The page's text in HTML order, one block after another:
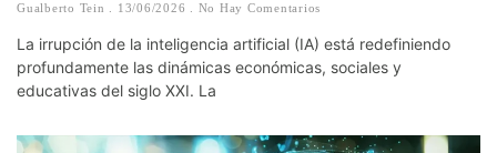
Gualberto Tein 13/06/2026 No Hay Comentarios
La irrupción de la inteligencia artificial (IA) está redefiniendo
profundamente las dinámicas económicas, sociales y
educativas del siglo XXI. La